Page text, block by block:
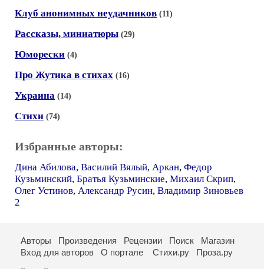
Клуб анонимных неудачников (11)
Рассказы, миниатюры (29)
Юморески (4)
Про Жутика в стихах (16)
Украина (14)
Стихи (74)
Избранные авторы:
Дина Абилова, Василий Вялый, Аркан, Федор
Кузьминский, Братья Кузьминские, Михаил Скрип,
Олег Устинов, Александр Русин, Владимир Зиновьев
2
Авторы Произведения Рецензии Поиск
Магазин
Вход для авторов
О портале Стихи.ру Проза.ру